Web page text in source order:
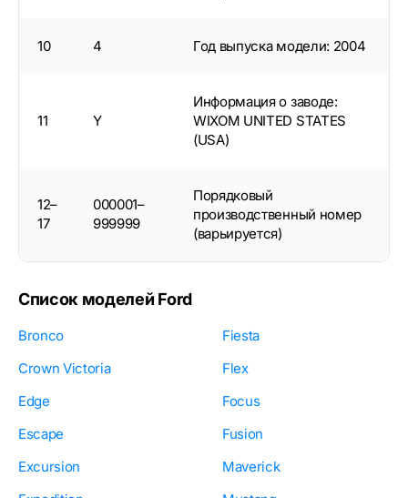
10 4 Год выпуска модели: 2004
11 Y
Информация о заводе:
WIXOM UNITED STATES
(USA)
12–
17
000001–
999999
Порядковый
производственный номер
(варьируется)
Список моделей Ford
Bronco
Crown Victoria
Edge
Escape
Excursion
Fiesta
Flex
Focus
Fusion
Maverick